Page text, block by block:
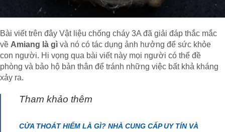
Bài viết trên đây Vật liệu chống cháy 3A đã giải đáp thắc mắc
về Amiang là gì và nó có tác dụng ảnh hưởng để sức khỏe
con người. Hi vọng qua bài viết này mọi người có thể đề
phòng và bảo hộ bản thân để tránh những việc bất khả kháng
xảy ra.
Tham khảo thêm
CỬA THOÁT HIỂM LÀ GÌ? NHÀ CUNG CẤP UY TÍN VÀ